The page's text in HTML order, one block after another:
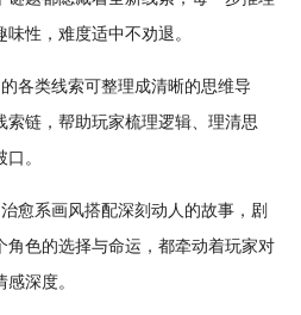
味性，难度适中不劝退。
各类线索可整理成清晰的思维导
链，帮助玩家梳理逻辑、理清思
。
治愈系画风搭配深刻动人的故事，剧
角色的选择与命运，都牵动着玩家对
深度。